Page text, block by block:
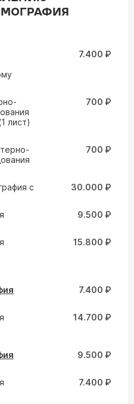
7.400 ₽
лист)
700 ₽
700 ₽
с
30.000 ₽
9.500 ₽
15.800 ₽
7.400 ₽
14.700 ₽
9.500 ₽
7.400 ₽